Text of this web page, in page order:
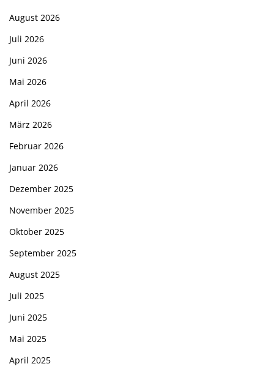
August 2026
Juli 2026
Juni 2026
Mai 2026
April 2026
März 2026
Februar 2026
Januar 2026
Dezember 2025
November 2025
Oktober 2025
September 2025
August 2025
Juli 2025
Juni 2025
Mai 2025
April 2025